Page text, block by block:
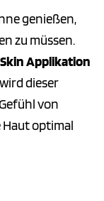
genießen,
zu müssen.
Applikation
wird dieser
von
optimal